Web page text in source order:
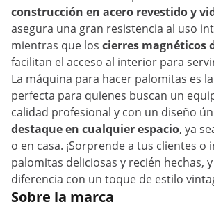
construcción en acero revestido y
asegura una gran resistencia al uso
mientras que los cierres magnéticos
facilitan el acceso al interior para
La máquina para hacer palomitas es
perfecta para quienes buscan un
calidad profesional y con un diseño
destaque en cualquier espacio, ya
o en casa. ¡Sorprende a tus clientes o
palomitas deliciosas y recién hechas,
diferencia con un toque de estilo
Sobre la marca